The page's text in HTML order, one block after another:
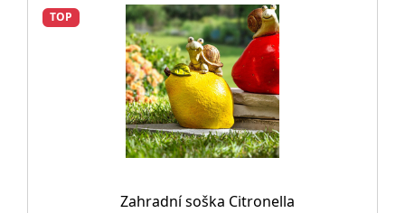
TOP
Zahradní soška Citronella